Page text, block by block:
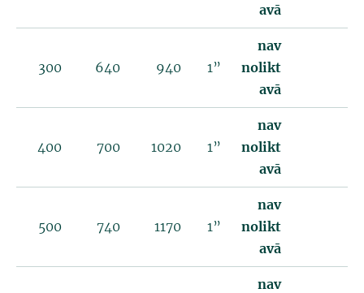
avā
300 640 940 1”
nav
nolikt
avā
400 700 1020 1”
nav
nolikt
avā
500 740 1170 1”
nav
nolikt
avā
nav